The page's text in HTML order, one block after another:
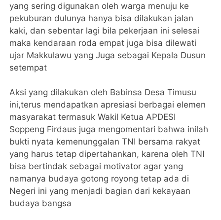
yang sering digunakan oleh warga menuju ke
pekuburan dulunya hanya bisa dilakukan jalan
kaki, dan sebentar lagi bila pekerjaan ini selesai
maka kendaraan roda empat juga bisa dilewati
ujar Makkulawu yang Juga sebagai Kepala Dusun
setempat
Aksi yang dilakukan oleh Babinsa Desa Timusu
ini,terus mendapatkan apresiasi berbagai elemen
masyarakat termasuk Wakil Ketua APDESI
Soppeng Firdaus juga mengomentari bahwa inilah
bukti nyata kemenunggalan TNI bersama rakyat
yang harus tetap dipertahankan, karena oleh TNI
bisa bertindak sebagai motivator agar yang
namanya budaya gotong royong tetap ada di
Negeri ini yang menjadi bagian dari kekayaan
budaya bangsa